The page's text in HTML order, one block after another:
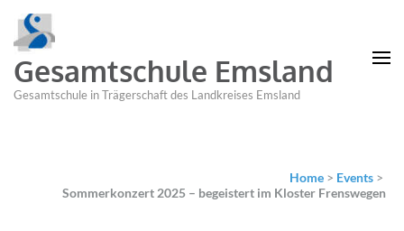
Gesamtschule Emsland
Gesamtschule in Trägerschaft des Landkreises Emsland
Home > Events >
Sommerkonzert 2025 – begeistert im Kloster Frenswegen